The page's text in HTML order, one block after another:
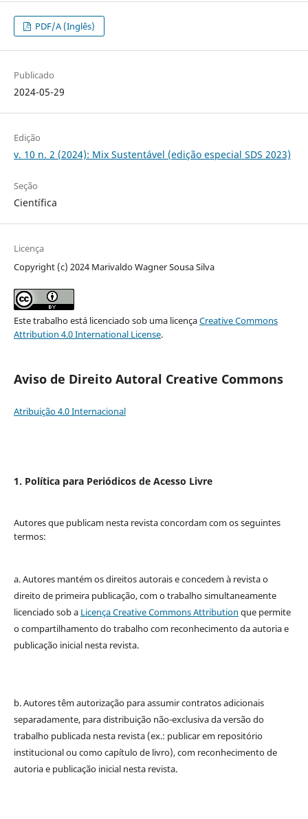
PDF/A (Inglês)
Publicado
2024-05-29
Edição
v. 10 n. 2 (2024): Mix Sustentável (edição especial SDS 2023)
Seção
Científica
Licença
Copyright (c) 2024 Marivaldo Wagner Sousa Silva
Este trabalho está licenciado sob uma licençaCreative Commons
Attribution 4.0 International License.
Aviso de Direito Autoral Creative Commons
Atribuição 4.0 Internacional
1. Política para Periódicos de Acesso Livre
Autores que publicam nesta revista concordam com os seguintes
termos:
a. Autores mantém os direitos autorais e concedem à revista o
direito de primeira publicação, com o trabalho simultaneamente
licenciado sob a Licença Creative Commons Attribution que permite
o compartilhamento do trabalho com reconhecimento da autoria e
publicação inicial nesta revista.
b. Autores têm autorização para assumir contratos adicionais
separadamente, para distribuição não-exclusiva da versão do
trabalho publicada nesta revista (ex.: publicar em repositório
institucional ou como capítulo de livro), com reconhecimento de
autoria e publicação inicial nesta revista.